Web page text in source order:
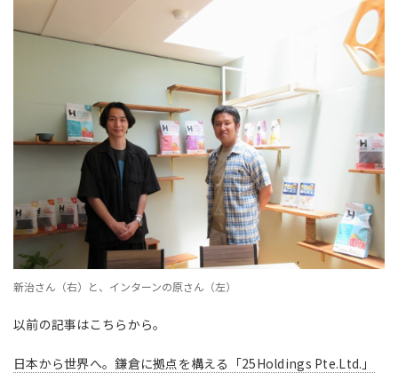
新治さん（右）と、インターンの原さん（左）
以前の記事はこちらから。
日本から世界へ。鎌倉に拠点を構える「25Holdings Pte.Ltd.」